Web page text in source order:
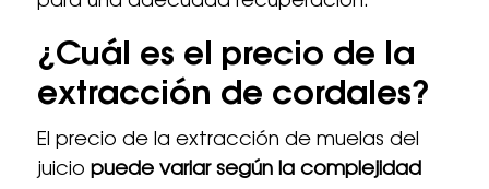
¿Cuál es el precio de la
extracción de cordales?
El precio de la extracción de muelas del
juicio puede variar según la complejidad